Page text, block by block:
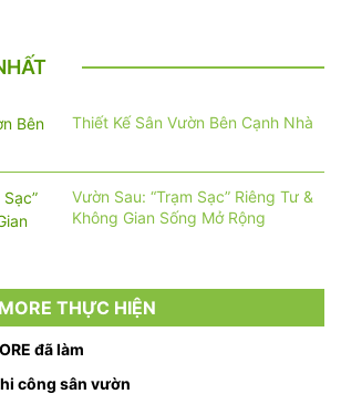
Thiết Kế Sân Vườn Bên Cạnh Nhà
Vườn Sau: “Trạm Sạc” Riêng Tư &
Không Gian Sống Mở Rộng
THỰC HIỆN
đã làm
công sân vườn